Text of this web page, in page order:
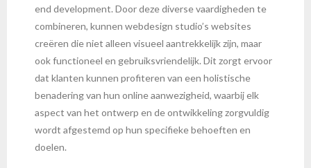
end development. Door deze diverse vaardigheden te
combineren, kunnen webdesign studio’s websites
creëren die niet alleen visueel aantrekkelijk zijn, maar
ook functioneel en gebruiksvriendelijk. Dit zorgt ervoor
dat klanten kunnen profiteren van een holistische
benadering van hun online aanwezigheid, waarbij elk
aspect van het ontwerp en de ontwikkeling zorgvuldig
wordt afgestemd op hun specifieke behoeften en
doelen.